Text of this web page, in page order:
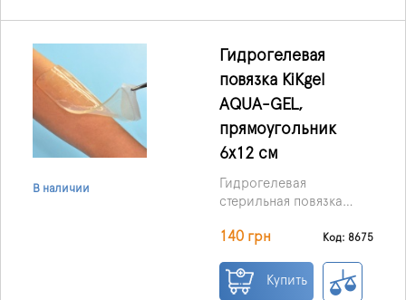
В наличии
Гидрогелевая
повязка KiKgеl
AQUA-GEL,
прямоугольник
6х12 см
Гидрогелевая
стерильная повязка
см, производства
перевязочный
биоматериал III
140 грн Код: 8675
Купить